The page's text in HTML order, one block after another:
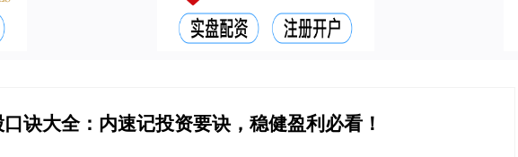
诀大全：内速记投资要诀，稳健盈利必看！